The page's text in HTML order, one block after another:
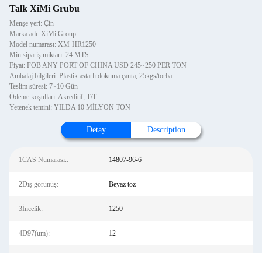
Talk XiMi Grubu
Menşe yeri: Çin
Marka adı: XiMi Group
Model numarası: XM-HR1250
Min sipariş miktarı: 24 MTS
Fiyat: FOB ANY PORT OF CHINA USD 245~250 PER TON
Ambalaj bilgileri: Plastik astarlı dokuma çanta, 25kgs/torba
Teslim süresi: 7~10 Gün
Ödeme koşulları: Akreditif, T/T
Yetenek temini: YILDA 10 MİLYON TON
Detay Description
1CAS Numarası.: 14807-96-6
2Dış görünüş: Beyaz toz
3İncelik: 1250
4D97(um): 12